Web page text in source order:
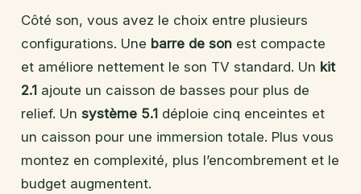
Côté son, vous avez le choix entre plusieurs
configurations. Une barre de son est compacte
et améliore nettement le son TV standard. Un kit
2.1 ajoute un caisson de basses pour plus de
relief. Un système 5.1 déploie cinq enceintes et
un caisson pour une immersion totale. Plus vous
montez en complexité, plus l’encombrement et le
budget augmentent.